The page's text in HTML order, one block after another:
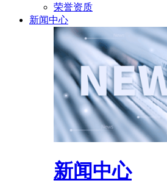
荣誉资质
新闻中心
新闻中心